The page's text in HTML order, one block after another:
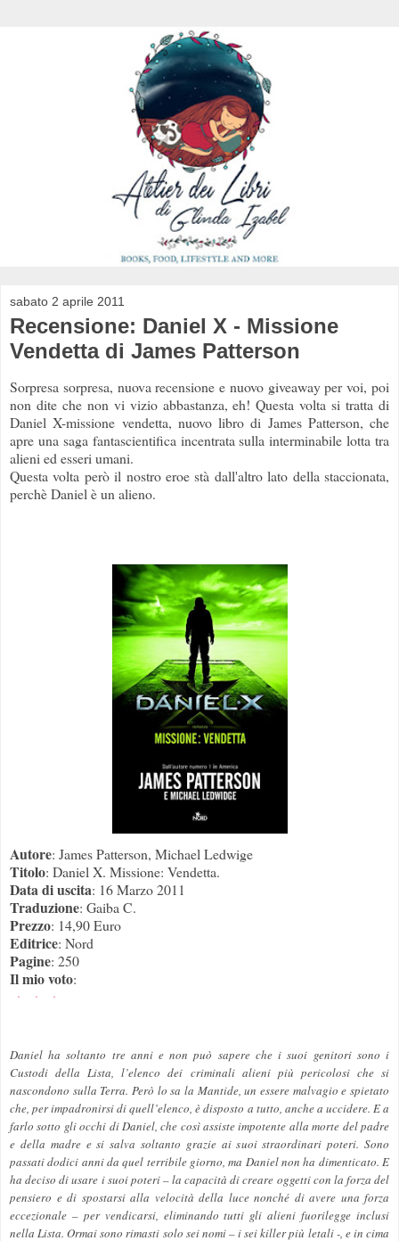
sabato 2 aprile 2011
Recensione: Daniel X - Missione
Vendetta di James Patterson
Sorpresa sorpresa, nuova recensione e nuovo giveaway per voi, poi
non dite che non vi vizio abbastanza, eh! Questa volta si tratta di
Daniel X-missione vendetta, nuovo libro di James Patterson, che
apre una saga fantascientifica incentrata sulla interminabile lotta tra
alieni ed esseri umani.
Questa volta però il nostro eroe stà dall'altro lato della staccionata,
perchè Daniel è un alieno.
Autore: James Patterson, Michael Ledwige
Titolo: Daniel X. Missione: Vendetta.
Data di uscita: 16 Marzo 2011
Traduzione: Gaiba C.
Prezzo: 14,90 Euro
Editrice: Nord
Pagine: 250
Il mio voto:
Daniel ha soltanto tre anni e non può sapere che i suoi genitori sono i
Custodi della Lista, l’elenco dei criminali alieni più pericolosi che si
nascondono sulla Terra. Però lo sa la Mantide, un essere malvagio e spietato
che, per impadronirsi di quell’elenco, è disposto a tutto, anche a uccidere. E a
farlo sotto gli occhi di Daniel, che così assiste impotente alla morte del padre
e della madre e si salva soltanto grazie ai suoi straordinari poteri. Sono
passati dodici anni da quel terribile giorno, ma Daniel non ha dimenticato. E
ha deciso di usare i suoi poteri – la capacità di creare oggetti con la forza del
pensiero e di spostarsi alla velocità della luce nonché di avere una forza
eccezionale – per vendicarsi, eliminando tutti gli alieni fuorilegge inclusi
nella Lista. Ormai sono rimasti solo sei nomi – i sei killer più letali -, e in cima